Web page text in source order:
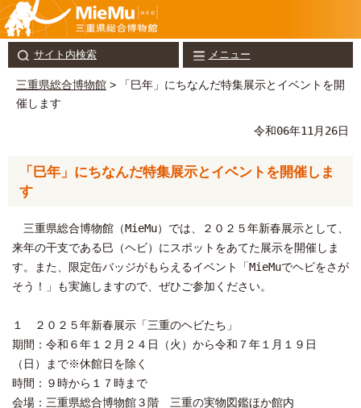
サイト内検索 メニュー
三重県総合博物館 > 「巳年」にちなんだ特集展示とイベントを開
催します
令和06年11月26日
「巳年」にちなんだ特集展示とイベントを開催しま
す
三重県総合博物館（MieMu）では、２０２５年新春展示として、
来年の干支である巳（ヘビ）にスポットをあてた展示を開催しま
す。また、限定缶バッジがもらえるイベント「MieMuでヘビをさが
そう！」も実施しますので、ぜひご参加ください。
１ ２０２５年新春展示「三重のヘビたち」
期間：令和６年１２月２４日（火）から令和７年１月１９日
（日）まで※休館日を除く
時間：９時から１７時まで
会場：三重県総合博物館３階 三重の実物図鑑ほか館内